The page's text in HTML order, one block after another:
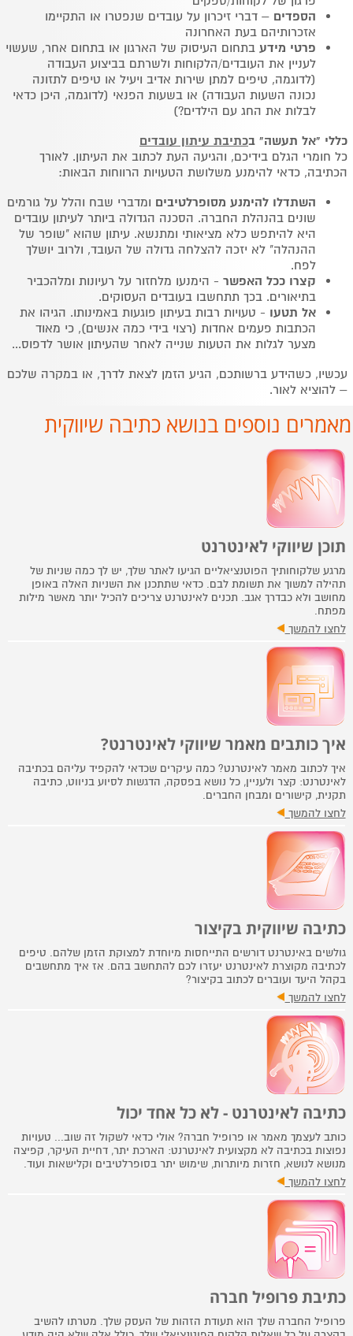
הספדים – דברי זיכרון על עובדים שנפטרו או התקיימו
אזכרותיהם בעת האחרונה
פרטי מידע בתחום העיסוק של הארגון או בתחום אחר, שעשוי
לעניין את העובדים/הלקוחות ולשרתם בביצוע העבודה
(לדוגמה, טיפים למתן שירות אדיב ויעיל או טיפים לתזונה
נכונה השעות העבודה) או בשעות הפנאי (לדוגמה, היכן כדאי
לבלות את החג עם הילדים?)
כללי "אל תעשה" בכתיבת עיתון עובדים
כל חומרי הגלם בידיכם, והגיעה העת לכתוב את העיתון. לאורך
הכתיבה, כדאי להימנע משלושת הטעויות הרווחות הבאות:
השתדלו להימנע מסופרלטיבים ומדברי שבח והלל על גורמים
שונים בהנהלת החברה. הסכנה הגדולה ביותר לעיתון עובדים
היא להיתפש כלא מציאותי ומתנשא. עיתון שהוא "שופר של
ההנהלה" לא יזכה להצלחה גדולה של העובד, ולרוב יושלך
לפח.
קצרו ככל האפשר- הימנעו מלחזור על רעיונות ומלהכביר
בתיאורים. בכך תתחשבו בעובדים העסוקים.
אל תטעו - טעויות רבות בעיתון פוגעות באמינותו. הגיהו את
הכתבות פעמים אחדות (רצוי בידי כמה אנשים), כי מאוד
מצער לגלות את הטעות שנייה לאחר שהעיתון אושר לדפוס...
עכשיו, כשהידע ברשותכם, הגיע הזמן לצאת לדרך, או במקרה שלכם
– להוציא לאור.
מאמרים נוספים בנושא כתיבה שיווקית
תוכן שיווקי לאינטרנט
מרגע שלקוחותיך הפוטנציאליים הגיעו לאתר שלך, יש לך כמה שניות של
תהילה למשוך את תשומת לבם. כדאי שתתכנן את השניות האלה באופן
מחושב ולא כבדרך אגב. תכנים לאינטרנט צריכים להכיל יותר מאשר מילות
מפתח.
לחצו להמשך
איך כותבים מאמר שיווקי לאינטרנט?
איך לכתוב מאמר לאינטרנט? כמה עיקרים שכדאי להקפיד עליהם בכתיבה
לאינטרנט: קצר ולעניין, כל נושא בפסקה, הדגשות לסיוע בניווט, כתיבה
תקנית, קישורים ומבחן החברים.
לחצו להמשך
כתיבה שיווקית בקיצור
גולשים באינטרנט דורשים התייחסות מיוחדת למצוקת הזמן שלהם. טיפים
לכתיבה מקוצרת לאינטרנט יעזרו לכם להתחשב בהם. אז איך מתחשבים
בקהל היעד ועוברים לכתוב בקיצור?
לחצו להמשך
כתיבה לאינטרנט - לא כל אחד יכול
כותב לעצמך מאמר או פרופיל חברה? אולי כדאי לשקול זה שוב... טעויות
נפוצות בכתיבה לא מקצועית לאינטרנט: הארכת יתר, דחיית העיקר, קפיצה
מנושא לנושא, חזרות מיותרות, שימוש יתר בסופרלטיבים וקלישאות ועוד.
לחצו להמשך
כתיבת פרופיל חברה
פרופיל החברה שלך הוא תעודת הזהות של העסק שלך. מטרתו להשיב